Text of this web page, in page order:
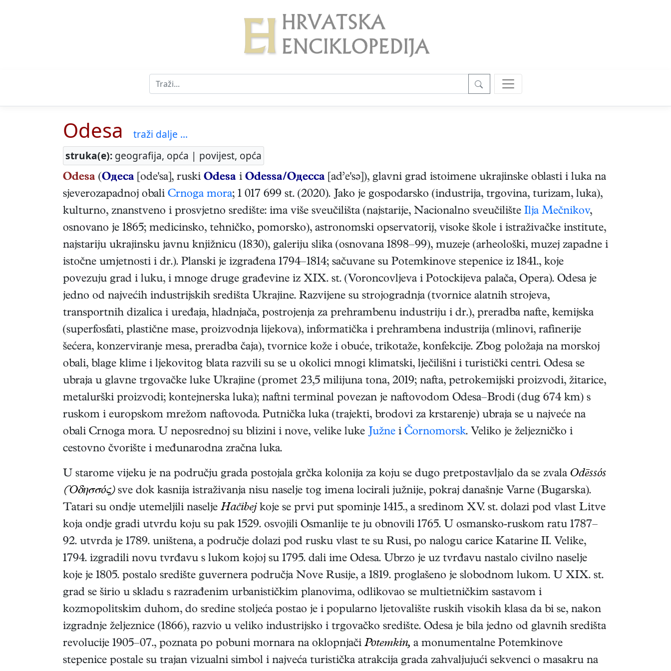
Odesa
traži dalje ...
struka(e): geografija, opća | povijest, opća
Odesa (Одеса [ode'sa], ruski Odesa i Odessa/Одесса [ad’e'sə]), glavni grad istoimene ukrajinske oblasti i luka na
sjeverozapadnoj obali Crnoga mora; 1 017 699 st. (2020). Jako je gospodarsko (industrija, trgovina, turizam, luka),
kulturno, znanstveno i prosvjetno središte: ima više sveučilišta (najstarije, Nacionalno sveučilište Ilja Mečnikov,
osnovano je 1865; medicinsko, tehničko, pomorsko), astronomski opservatorij, visoke škole i istraživačke institute,
najstariju ukrajinsku javnu knjižnicu (1830), galeriju slika (osnovana 1898–99), muzeje (arheološki, muzej zapadne i
istočne umjetnosti i dr.). Planski je izgrađena 1794–1814; sačuvane su Potemkinove stepenice iz 1841., koje
povezuju grad i luku, i mnoge druge građevine iz XIX. st. (Voroncovljeva i Potockijeva palača, Opera). Odesa je
jedno od najvećih industrijskih središta Ukrajine. Razvijene su strojogradnja (tvornice alatnih strojeva,
transportnih dizalica i uređaja, hladnjača, postrojenja za prehrambenu industriju i dr.), preradba nafte, kemijska
(superfosfati, plastične mase, proizvodnja lijekova), informatička i prehrambena industrija (mlinovi, rafinerije
šećera, konzerviranje mesa, preradba čaja), tvornice kože i obuće, trikotaže, konfekcije. Zbog položaja na morskoj
obali, blage klime i ljekovitog blata razvili su se u okolici mnogi klimatski, lječilišni i turistički centri. Odesa se
ubraja u glavne trgovačke luke Ukrajine (promet 23,5 milijuna tona, 2019; nafta, petrokemijski proizvodi, žitarice,
metalurški proizvodi; kontejnerska luka); naftni terminal povezan je naftovodom Odesa–Brodi (dug 674 km) s
ruskom i europskom mrežom naftovoda. Putnička luka (trajekti, brodovi za krstarenje) ubraja se u najveće na
obali Crnoga mora. U neposrednoj su blizini i nove, velike luke Južne i Čornomorsk. Veliko je željezničko i
cestovno čvorište i međunarodna zračna luka.
U starome vijeku je na području grada postojala grčka kolonija za koju se dugo pretpostavljalo da se zvala Odēssós
(Ὀδησσóς)sve dok kasnija istraživanja nisu naselje tog imena locirali južnije, pokraj današnje Varne (Bugarska).
Tatari su ondje utemeljili naselje Hačibejkoje se prvi put spominje 1415., a sredinom XV. st. dolazi pod vlast Litve
koja ondje gradi utvrdu koju su pak 1529. osvojili Osmanlije te ju obnovili 1765. U osmansko-ruskom ratu 1787–
92. utvrda je 1789. uništena, a područje dolazi pod rusku vlast te su Rusi, po nalogu carice Katarine II. Velike,
1794. izgradili novu tvrđavu s lukom kojoj su 1795. dali ime Odesa. Ubrzo je uz tvrđavu nastalo civilno naselje
koje je 1805. postalo središte guvernera područja Nove Rusije, a 1819. proglašeno je slobodnom lukom. U XIX. st.
grad se širio u skladu s razrađenim urbanističkim planovima, odlikovao se multietničkim sastavom i
kozmopolitskim duhom, do sredine stoljeća postao je i popularno ljetovalište ruskih visokih klasa da bi se, nakon
izgradnje željeznice (1866), razvio u veliko industrijsko i trgovačko središte. Odesa je bila jedno od glavnih središta
revolucije 1905–07., poznata po pobuni mornara na oklopnjači Potemkin, a monumentalne Potemkinove
stepenice postale su trajan vizualni simbol i najveća turistička atrakcija grada zahvaljujući sekvenci o masakru na